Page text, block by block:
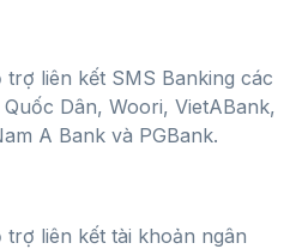
trợ liên kết SMS Banking các
Dân, Woori, VietABank,
A Bank và PGBank.
trợ liên kết tài khoản ngân